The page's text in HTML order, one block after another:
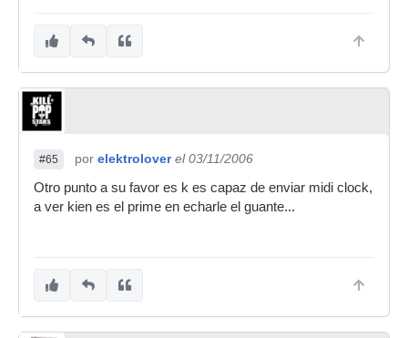
#65 por elektrolover el 03/11/2006
Otro punto a su favor es k es capaz de enviar midi clock,
a ver kien es el prime en echarle el guante...